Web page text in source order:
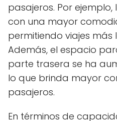
pasajeros. Por
con una mayor
permitiendo viajes más
Además, el espacio
parte trasera se ha
lo que brinda mayor
pasajeros.
En términos de